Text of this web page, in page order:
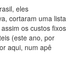
eles
cortaram uma lista
os custos fixos
(este ano, por
aqui, num apê